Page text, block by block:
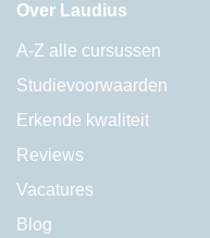
Over Laudius
A-Z alle cursussen
Studievoorwaarden
Erkende kwaliteit
Reviews
Vacatures
Blog